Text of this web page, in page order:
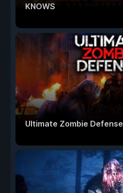
KNOWS
Ultimate Zombie Defense